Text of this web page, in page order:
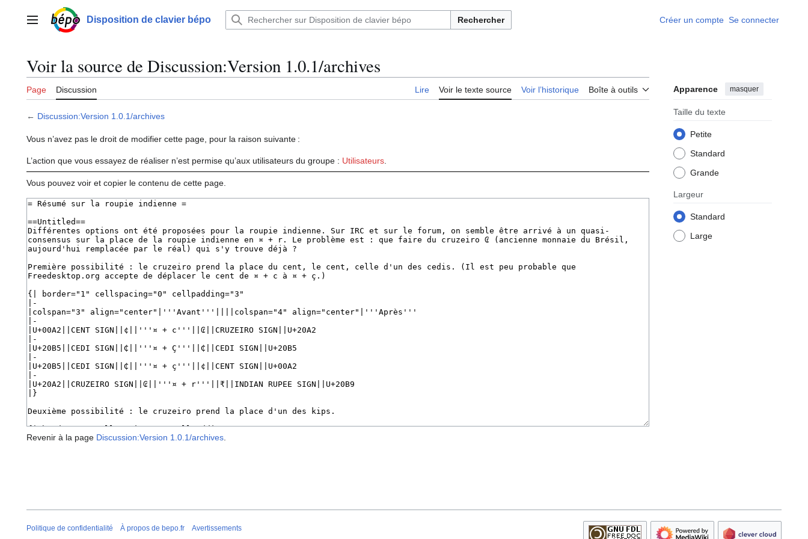
contenuMenu principalDisposition de clavier bépo Rechercher Créer un compte Se connecter
Voir la source de Discussion:Version 1.0.1/archives
Page Discussion Lire Voir le texte source Voir l’historique Boîte à outils Apparence masquer
Taille du texte
Petite
Standard
Grande
Largeur
Standard
Large
← Discussion:Version 1.0.1/archives
Vous n’avez pas le droit de modifier cette page, pour la raison suivante :
L’action que vous essayez de réaliser n’est permise qu’aux utilisateurs du groupe : Utilisateurs
Vous pouvez voir et copier le contenu de cette page.
Revenir à la page Discussion:Version 1.0.1/archives
Politique de confidentialité À propos de bepo.fr Avertissements